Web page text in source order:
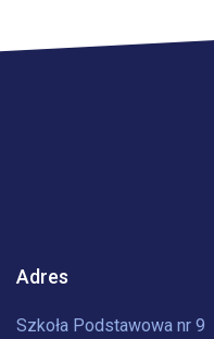
Adres
Szkoła Podstawowa nr 9